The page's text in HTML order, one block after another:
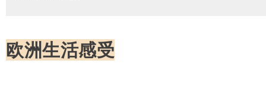
欧洲生活感受